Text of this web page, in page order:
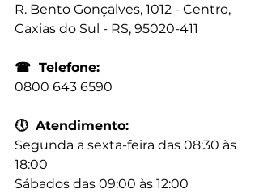
R. Bento Gonçalves, 1012 - Centro,
Caxias do Sul - RS, 95020-411
☎
  Telefone:
0800 643 6590
🕔
  Atendimento:
Segunda a sexta-feira das 08:30 às
18:00
Sábados das 09:00 às 12:00